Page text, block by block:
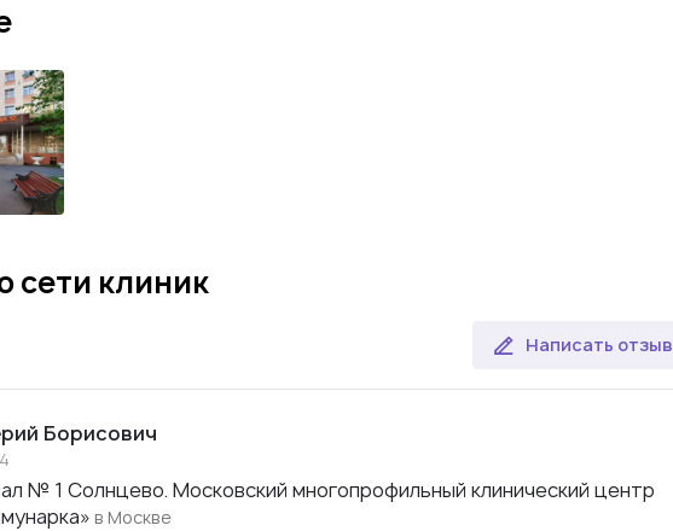
сети клиник
Написать отзыв
Борисович
№ 1 Солнцево. Московский многопрофильный клинический центр
в Москве